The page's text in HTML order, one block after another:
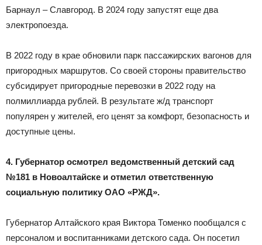
Барнаул – Славгород. В 2024 году запустят еще два
электропоезда.
В 2022 году в крае обновили парк пассажирских вагонов для
пригородных маршрутов. Со своей стороны правительство
субсидирует пригородные перевозки в 2022 году на
полмиллиарда рублей. В результате ж/д транспорт
популярен у жителей, его ценят за комфорт, безопасность и
доступные цены.
4. Губернатор осмотрел ведомственный детский сад
№181 в Новоалтайске и отметил ответственную
социальную политику ОАО «РЖД».
Губернатор Алтайского края Виктора Томенко пообщался с
персоналом и воспитанниками детского сада. Он посетил